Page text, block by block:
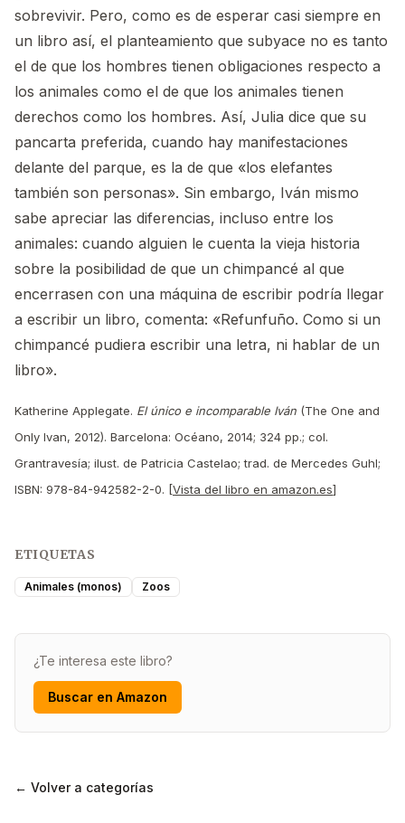
sobrevivir. Pero, como es de esperar casi siempre en
un libro así, el planteamiento que subyace no es tanto
el de que los hombres tienen obligaciones respecto a
los animales como el de que los animales tienen
derechos como los hombres. Así, Julia dice que su
pancarta preferida, cuando hay manifestaciones
delante del parque, es la de que «los elefantes
también son personas». Sin embargo, Iván mismo
sabe apreciar las diferencias, incluso entre los
animales: cuando alguien le cuenta la vieja historia
sobre la posibilidad de que un chimpancé al que
encerrasen con una máquina de escribir podría llegar
a escribir un libro, comenta: «Refunfuño. Como si un
chimpancé pudiera escribir una letra, ni hablar de un
libro».
Katherine Applegate. El único e incomparable Iván (The One and
Only Ivan, 2012). Barcelona: Océano, 2014; 324 pp.; col.
Grantravesía; ilust. de Patricia Castelao; trad. de Mercedes Guhl;
ISBN: 978-84-942582-2-0. [Vista del libro en amazon.es]
ETIQUETAS
Animales (monos) Zoos
¿Te interesa este libro?
Buscar en Amazon
← Volver a categorías